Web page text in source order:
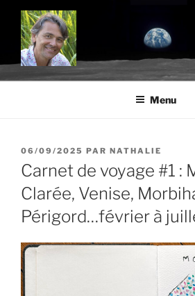
Aller
contenu
principal
Science, environnement et citoyenneté
Menu
PUBLIÉ
LE
06/09/2025 PAR NATHALIE
Carnet de voyage #1 :
Clarée, Venise,
Périgord…février à